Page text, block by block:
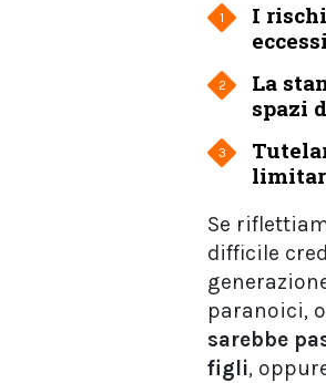
1
I
2
La
spazi
3
Se
difficile
paranoici,
sarebbe
figli,